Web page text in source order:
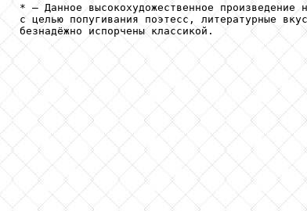
* — Данное высокохудожественное произведение
с целью попугивания поэтесс, литературные
безнадёжно испорчены классикой.